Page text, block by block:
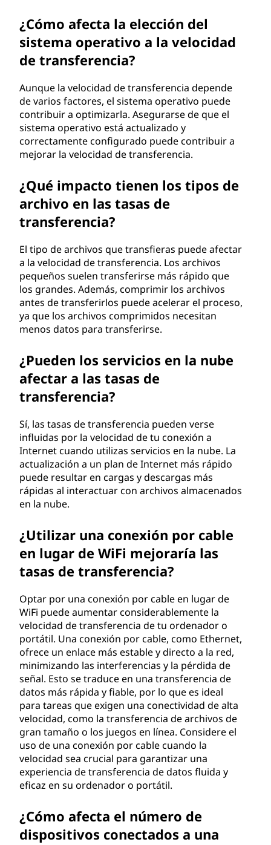
¿Cómo afecta la elección del
sistema operativo a la velocidad
de transferencia?
Aunque la velocidad de transferencia depende
de varios factores, el sistema operativo puede
contribuir a optimizarla. Asegurarse de que el
sistema operativo está actualizado y
correctamente configurado puede contribuir a
mejorar la velocidad de transferencia.
¿Qué impacto tienen los tipos de
archivo en las tasas de
transferencia?
El tipo de archivos que transfieras puede afectar
a la velocidad de transferencia. Los archivos
pequeños suelen transferirse más rápido que
los grandes. Además, comprimir los archivos
antes de transferirlos puede acelerar el proceso,
ya que los archivos comprimidos necesitan
menos datos para transferirse.
¿Pueden los servicios en la nube
afectar a las tasas de
transferencia?
Sí, las tasas de transferencia pueden verse
influidas por la velocidad de tu conexión a
Internet cuando utilizas servicios en la nube. La
actualización a un plan de Internet más rápido
puede resultar en cargas y descargas más
rápidas al interactuar con archivos almacenados
en la nube.
¿Utilizar una conexión por cable
en lugar de WiFi mejoraría las
tasas de transferencia?
Optar por una conexión por cable en lugar de
WiFi puede aumentar considerablemente la
velocidad de transferencia de tu ordenador o
portátil. Una conexión por cable, como Ethernet,
ofrece un enlace más estable y directo a la red,
minimizando las interferencias y la pérdida de
señal. Esto se traduce en una transferencia de
datos más rápida y fiable, por lo que es ideal
para tareas que exigen una conectividad de alta
velocidad, como la transferencia de archivos de
gran tamaño o los juegos en línea. Considere el
uso de una conexión por cable cuando la
velocidad sea crucial para garantizar una
experiencia de transferencia de datos fluida y
eficaz en su ordenador o portátil.
¿Cómo afecta el número de
dispositivos conectados a una